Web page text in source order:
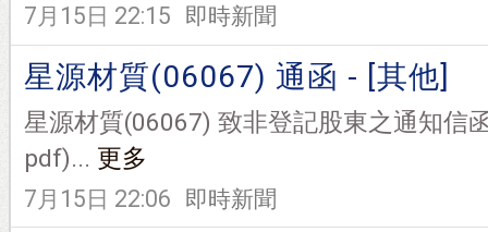
7月15日 22:15 即時新聞
星源材質(06067) 通函 - [其他]
星源材質(06067) 致非登記股東之通知信
pdf)... 更多
7月15日 22:06 即時新聞